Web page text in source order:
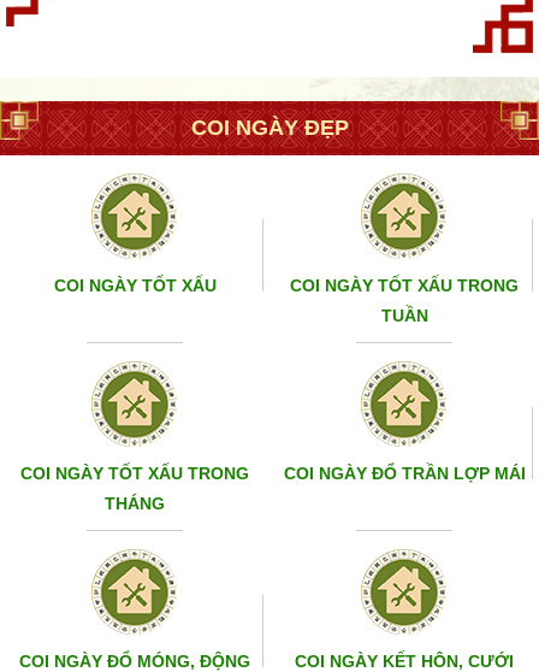
COI NGÀY ĐẸP
COI NGÀY TỐT XẤU
COI NGÀY TỐT XẤU TRONG
TUẦN
COI NGÀY TỐT XẤU TRONG
THÁNG
COI NGÀY ĐỔ TRẦN LỢP MÁI
COI NGÀY ĐỔ MÓNG, ĐỘNG
COI NGÀY KẾT HÔN, CƯỚI